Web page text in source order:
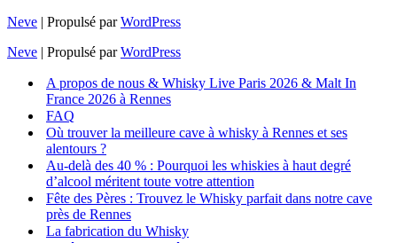
Neve | Propulsé parWordPress
Neve | Propulsé parWordPress
A propos de nous & Whisky Live Paris 2026 & Malt In
France 2026 à Rennes
FAQ
Où trouver la meilleure cave à whisky à Rennes et ses
alentours ?
Au-delà des 40 % : Pourquoi les whiskies à haut degré
d’alcool méritent toute votre attention
Fête des Pères : Trouvez le Whisky parfait dans notre cave
près de Rennes
La fabrication du Whisky